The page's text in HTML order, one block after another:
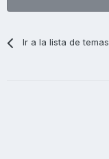
Ir a la lista de temas